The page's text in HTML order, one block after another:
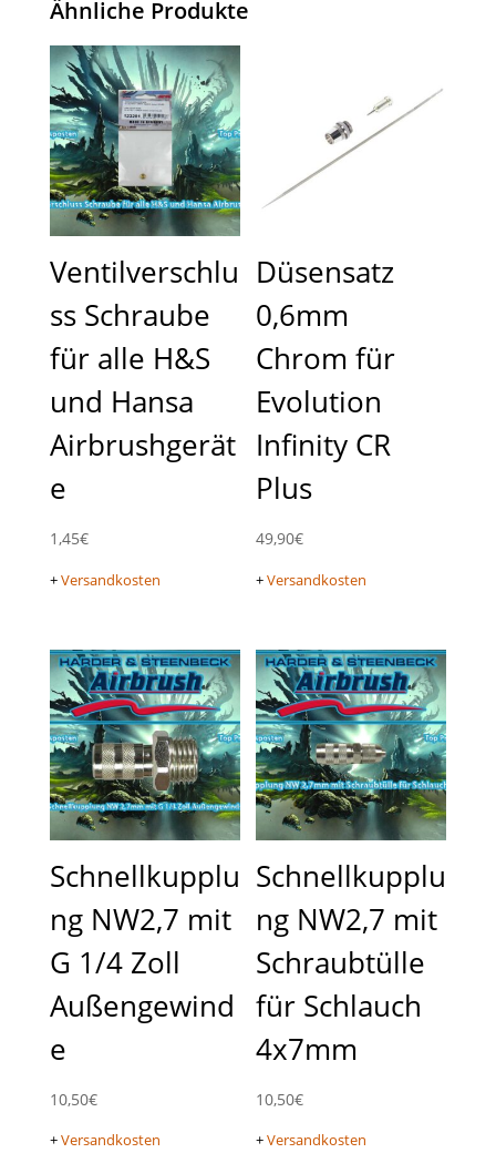
Ähnliche Produkte
Ventilverschlu
ss Schraube
für alle H&S
und Hansa
Airbrushgerät
e
1,45€
+Versandkosten
Düsensatz
0,6mm
Chrom für
Evolution
Infinity CR
Plus
49,90€
+Versandkosten
Schnellkupplu
ng NW2,7 mit
G 1/4 Zoll
Außengewind
e
10,50€
+Versandkosten
Schnellkupplu
ng NW2,7 mit
Schraubtülle
für Schlauch
4x7mm
10,50€
+Versandkosten